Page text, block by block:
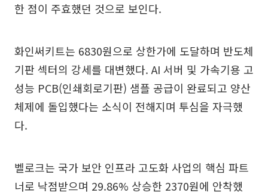
한 점이 주효했던 것으로 보인다.
화인써키트는 6830원으로 상한가에 도달하며 반도체
기판 섹터의 강세를 대변했다. AI 서버 및 가속기용 고
성능 PCB(인쇄회로기판) 샘플 공급이 완료되고 양산
체제에 돌입했다는 소식이 전해지며 투심을 자극했
다.
벨로크는 국가 보안 인프라 고도화 사업의 핵심 파트
너로 낙점받으며 29.86% 상승한 2370원에 안착했